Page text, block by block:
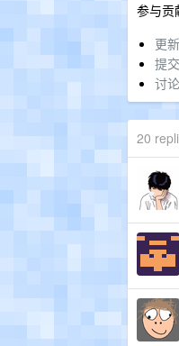
参与贡
更
提
讨论
20